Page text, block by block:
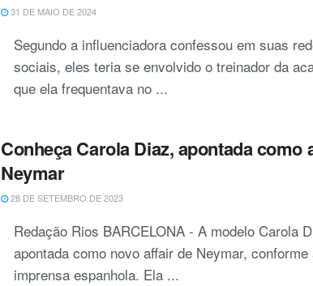
31 DE MAIO DE 2024
Segundo a influenciadora confessou em suas
sociais, eles teria se envolvido o treinador da
que ela frequentava no ...
Conheça Carola Diaz, apontada como
Neymar
28 DE SETEMBRO DE 2023
Redação Rios BARCELONA - A modelo Carola
apontada como novo affair de Neymar, conforme
imprensa espanhola. Ela ...